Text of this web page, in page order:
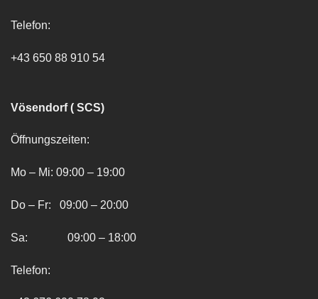
Telefon:
+43 650 88 910 54
Vösendorf ( SCS)
Öffnungszeiten:
Mo – Mi: 09:00 – 19:00
Do – Fr: 09:00 – 20:00
Sa: 09:00 – 18:00
Telefon: